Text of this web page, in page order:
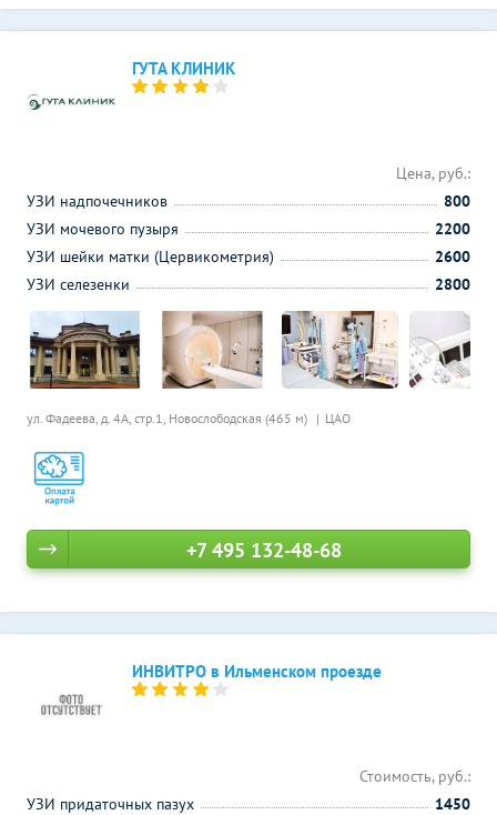
ГУТА КЛИНИК
ул. Фадеева, д. 4А, стр.1, Новослободская (465 м) ЦАО
Цена, руб.:
УЗИ надпочечников
800
УЗИ мочевого пузыря
2200
УЗИ шейки матки (Цервикометрия)
2600
УЗИ селезенки
2800
+7 495 132-48-68
ИНВИТРО в Ильменском проезде
Стоимость, руб.:
УЗИ придаточных пазух
1450